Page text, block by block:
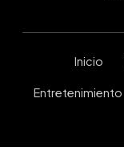
Inicio
Entretenimiento